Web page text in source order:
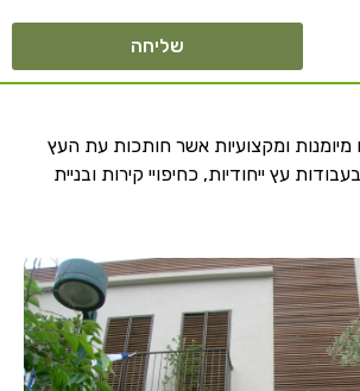
שליחה
ומקצועיות אשר חותכות עת העץ
עץ ייחודיות, כחיפויי קירות ובניית